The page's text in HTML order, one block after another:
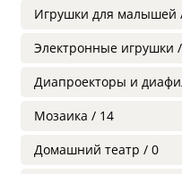
Игрушки для малышей
Электронные игрушки
Диапроекторы и
Мозаика / 14
Домашний театр / 0